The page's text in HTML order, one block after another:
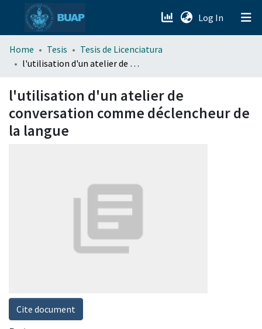
Log In (current)
menu.section.about_menu
Home Tesis
Tesis de Licenciatura
l'utilisation d'un atelier de conversation comme déclencheur de la langue
l'utilisation d'un atelier de
conversation comme déclencheur de
la langue
Cite document